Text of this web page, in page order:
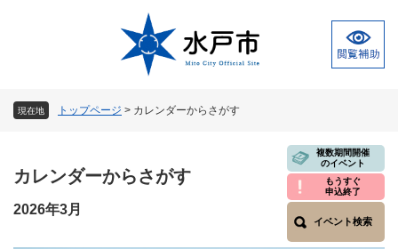
現在地 トップページ > カレンダーからさがす
文
カレンダーからさがす
複数期間開催
のイベント
もうすぐ
申込終了
イベント検索
2026年3月